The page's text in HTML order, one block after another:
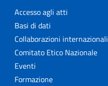
Accesso agli atti
Basi di dati
Collaborazioni internazionali
Comitato Etico Nazionale
Eventi
Formazione